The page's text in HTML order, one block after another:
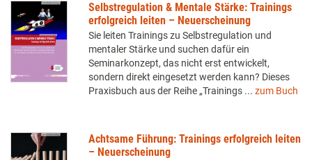
Selbstregulation & Mentale Stärke: Trainings
erfolgreich leiten – Neuerscheinung
Sie leiten Trainings zu Selbstregulation und
mentaler Stärke und suchen dafür ein
Seminarkonzept, das nicht erst entwickelt,
sondern direkt eingesetzt werden kann? Dieses
Praxisbuch aus der Reihe „Trainings ... zum Buch
Achtsame Führung: Trainings erfolgreich leiten
– Neuerscheinung